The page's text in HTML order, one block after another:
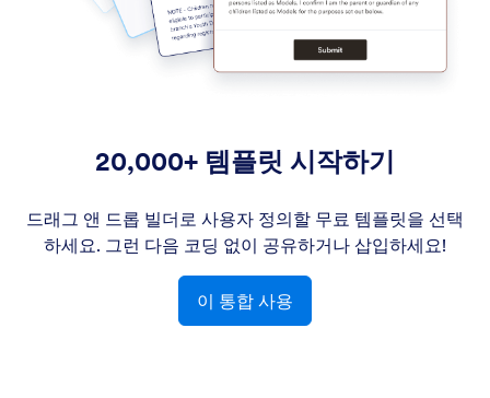
20,000+ 템플릿 시작하기
드래그 앤 드롭 빌더로 사용자 정의할 무료 템플릿을 선택
하세요. 그런 다음 코딩 없이 공유하거나 삽입하세요!
이 통합 사용